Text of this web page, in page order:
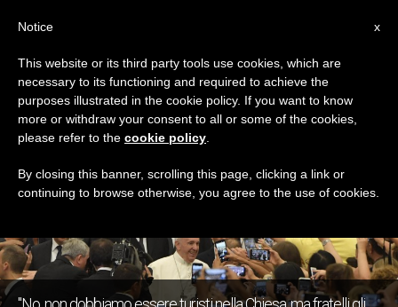
GIORNO
Agosto 21st, 2019
ULTIME NOTIZIE
x
Notice
This website or its third party tools use cookies, which are
necessary to its functioning and required to achieve the
purposes illustrated in the cookie policy. If you want to know
more or withdraw your consent to all or some of the cookies,
please refer to the cookie policy
By closing this banner, scrolling this page, clicking a link or
continuing to browse otherwise, you agree to the use of cookies.